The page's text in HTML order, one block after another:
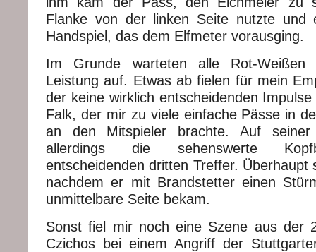
Flanke von der linken Seite nutzte und
Handspiel, das dem Elfmeter vorausging.
Im Grunde warteten alle Rot-
Leistung auf. Etwas ab fielen für mein
der keine wirklich entscheidenden
Falk, der mir zu viele einfache Pässe in
an den Mitspieler brachte. Auf seiner
allerdings die sehenswerte
entscheidenden dritten Treffer. Überhaupt
nachdem er mit Brandstetter einen
unmittelbare Seite bekam.
Sonst fiel mir noch eine Szene aus der
Czichos bei einem Angriff der